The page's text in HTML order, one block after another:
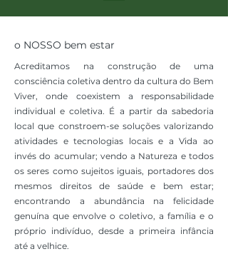
o NOSSO bem estar
Acreditamos na construção de uma
consciência coletiva dentro da cultura do Bem
Viver, onde coexistem a responsabilidade
individual e coletiva. É a partir da sabedoria
local que constroem-se soluções valorizando
atividades e tecnologias locais e a Vida ao
invés do acumular; vendo a Natureza e todos
os seres como sujeitos iguais, portadores dos
mesmos direitos de saúde e bem estar;
encontrando a abundância na felicidade
genuína que envolve o coletivo, a família e o
próprio indivíduo, desde a primeira infância
até a velhice.